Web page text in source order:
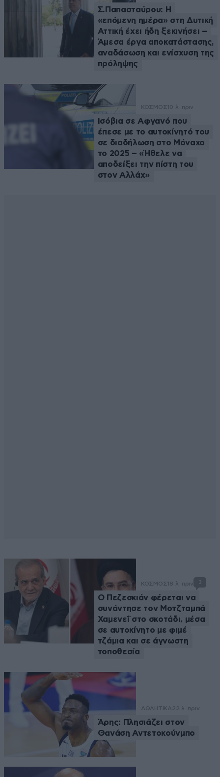
Σ.Παπασταύρου: Η
«επόμενη ημέρα» στη Δυτική
Αττική έχει ήδη ξεκινήσει –
Άμεσα έργα αποκατάστασης,
αναδάσωση και ενίσχυση της
πρόληψης
ΚΟΣΜΟΣ 10 λ. πριν
Ισόβια σε Αφγανό που
έπεσε με το αυτοκίνητό του
σε διαδήλωση στο Μόναχο
το 2025 – «Ήθελε να
αποδείξει την πίστη του
στον Αλλάχ»
ΚΟΣΜΟΣ 18 λ. πριν 3
Ο Πεζεσκιάν φέρεται να
συνάντησε τον Μοτζταμπά
Χαμενεΐ στο σκοτάδι, μέσα
σε αυτοκίνητο με φιμέ
τζάμια και σε άγνωστη
τοποθεσία
ΑΘΛΗΤΙΚΑ22 λ. πριν
Άρης: Πλησιάζει στον
Θανάση Αντετοκούνμπο